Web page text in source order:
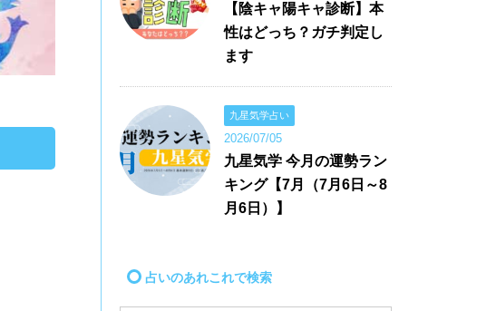
【陰キャ陽キャ診断】本
性はどっち？ガチ判定し
ます
九星気学占い
2026/07/05
九星気学 今月の運勢ラン
キング【7月（7月6日～8
月6日）】
占いのあれこれで検索